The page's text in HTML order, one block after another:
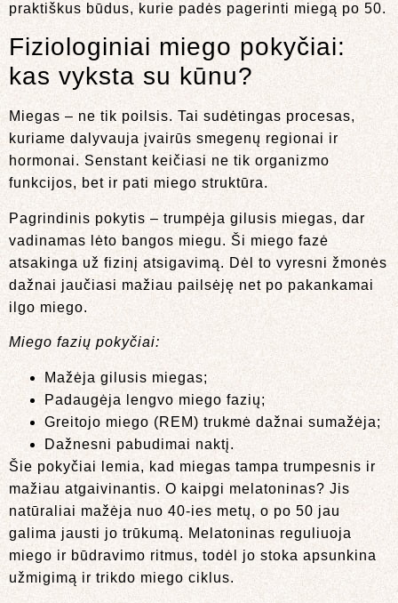
praktiškus būdus, kurie padės pagerinti miegą po 50.
Fiziologiniai miego pokyčiai:
kas vyksta su kūnu?
Miegas – ne tik poilsis. Tai sudėtingas procesas,
kuriame dalyvauja įvairūs smegenų regionai ir
hormonai. Senstant keičiasi ne tik organizmo
funkcijos, bet ir pati miego struktūra.
Pagrindinis pokytis – trumpėja gilusis miegas, dar
vadinamas lėto bangos miegu. Ši miego fazė
atsakinga už fizinį atsigavimą. Dėl to vyresni žmonės
dažnai jaučiasi mažiau pailsėję net po pakankamai
ilgo miego.
Miego fazių pokyčiai:
Mažėja gilusis miegas;
Padaugėja lengvo miego fazių;
Greitojo miego (REM) trukmė dažnai sumažėja;
Dažnesni pabudimai naktį.
Šie pokyčiai lemia, kad miegas tampa trumpesnis ir
mažiau atgaivinantis. O kaipgi melatoninas? Jis
natūraliai mažėja nuo 40-ies metų, o po 50 jau
galima jausti jo trūkumą. Melatoninas reguliuoja
miego ir būdravimo ritmus, todėl jo stoka apsunkina
užmigimą ir trikdo miego ciklus.